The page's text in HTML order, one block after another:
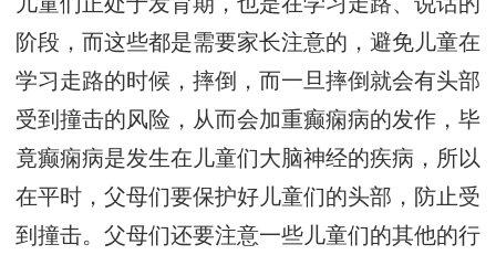
阶段，而这些都是需要家长注意的，避免儿童在
学习走路的时候，摔倒，而一旦摔倒就会有头部
受到撞击的风险，从而会加重癫痫病的发作，毕
竟癫痫病是发生在儿童们大脑神经的疾病，所以
在平时，父母们要保护好儿童们的头部，防止受
到撞击。父母们还要注意一些儿童们的其他的行